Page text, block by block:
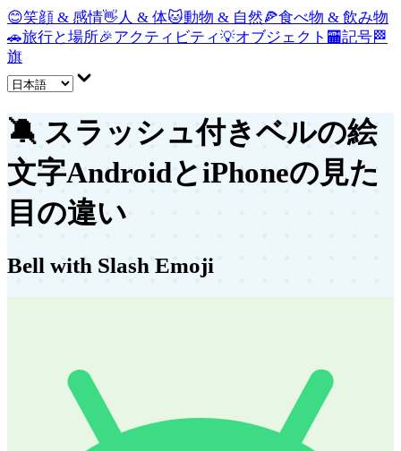
😊笑顔 & 感情👋 人 & 体🐱動物 & 自然🍕食べ物 & 飲み物
🚗旅行と場所🎉アクティビティ💡オブジェクト 🏧記号🏁
旗
🔕 スラッシュ付きベルの絵
文字AndroidとiPhoneの見た
目の違い
Bell with Slash Emoji